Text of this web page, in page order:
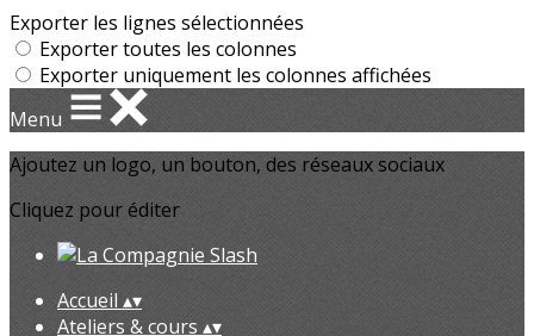
Exporter les lignes sélectionnées
Exporter toutes les colonnes
Exporter uniquement les colonnes affichées
Menu
Ajoutez un logo, un bouton, des réseaux sociaux
Cliquez pour éditer
Accueil ▴▾
Ateliers & cours ▴▾